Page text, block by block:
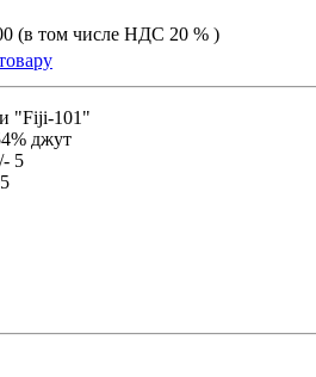
(в том числе НДС 20 % )
"Fiji-101"
джут
5